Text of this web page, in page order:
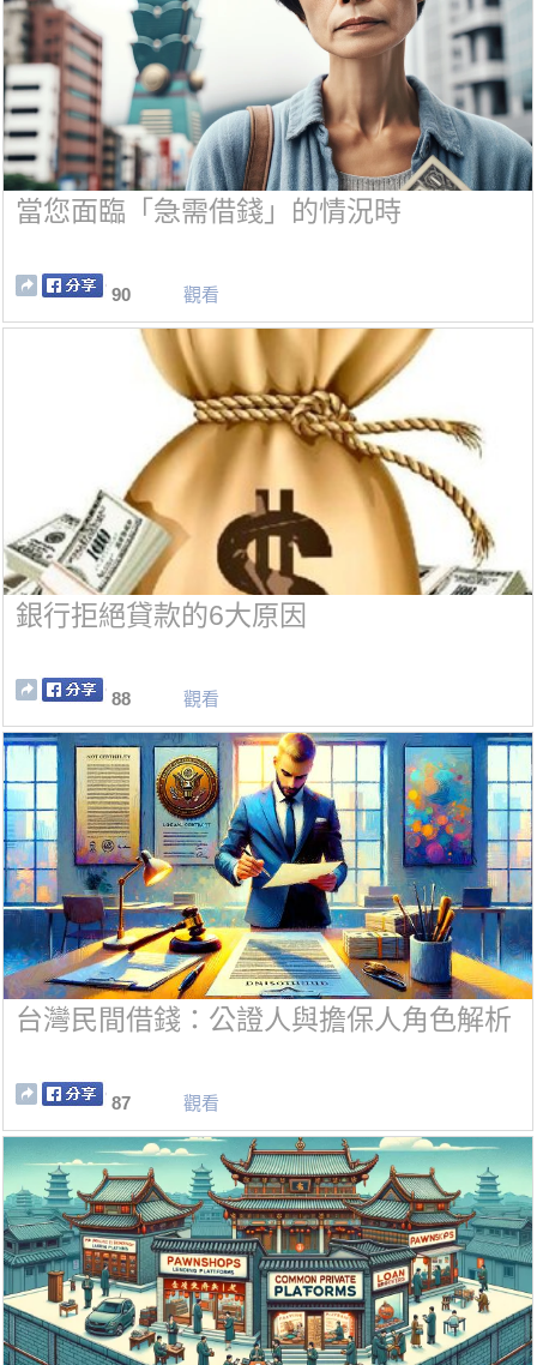
當您面臨「急需借錢」的情況時
90 觀看
銀行拒絕貸款的6大原因
88 觀看
台灣民間借錢：公證人與擔保人角色解析
87 觀看